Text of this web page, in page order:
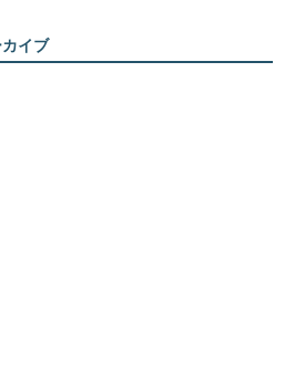
カイブ